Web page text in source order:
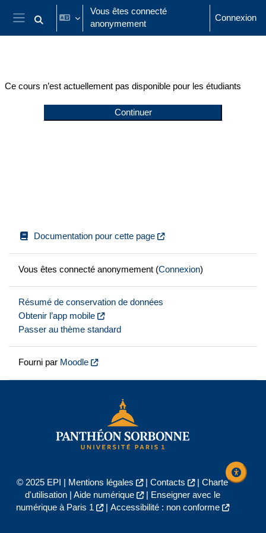
Passer au contenu principal
Panneau latéral
Activer/désactiver la saisie de recherche
Vous êtes connecté
anonymement
Connexion
Ce cours n’est actuellement pas disponible pour les étudiants
Continuer
Documentation pour cette page
Vous êtes connecté anonymement (Connexion)
Résumé de conservation de données
Obtenir l’app mobile
Passer au thème standard
Fourni par Moodle
© 2025 EPI | Mentions légales | Contacts | Charte
d'utilisation| Aide numérique |
Enseigner avec le
numérique à Paris 1
| Accessibilité : non conforme